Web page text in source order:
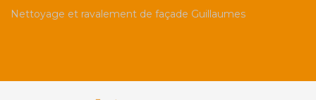
Nettoyage et ravalement de façade Guillaumes